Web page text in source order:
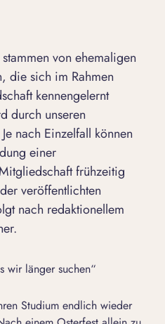
von ehemaligen
die sich im Rahmen
kennengelernt
durch unseren
nach Einzelfall können
einer
frühzeitig
veröffentlichten
nach redaktionellem
wir länger suchen“
Studium endlich wieder